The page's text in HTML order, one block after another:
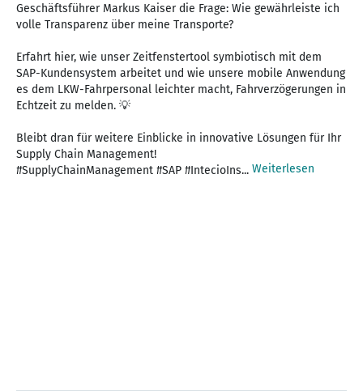
Geschäftsführer Markus Kaiser die Frage: Wie gewährleiste ich
volle Transparenz über meine Transporte?
Erfahrt hier, wie unser Zeitfenstertool symbiotisch mit dem
SAP-Kundensystem arbeitet und wie unsere mobile Anwendung
es dem LKW-Fahrpersonal leichter macht, Fahrverzögerungen in
Echtzeit zu melden. 💡
Bleibt dran für weitere Einblicke in innovative Lösungen für Ihr
Supply Chain Management!
#SupplyChainManagement #SAP #IntecioIns... Weiterlesen